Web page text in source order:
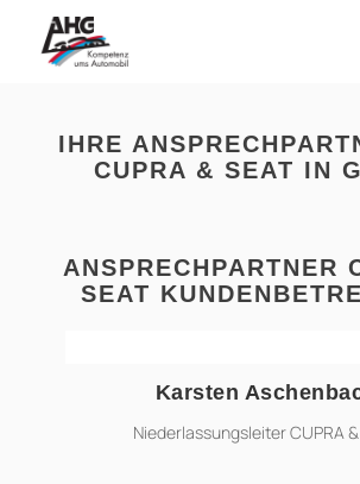
springen
IHRE
CUPRA & SEAT IN
ANSPRECHPARTNER
SEAT
karsten.aschenbach@ahg-
Karsten
Niederlassungsleiter CUPRA &